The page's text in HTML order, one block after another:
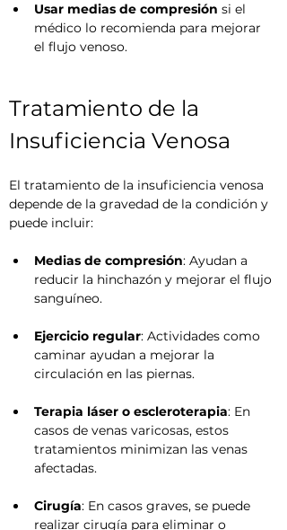
Usar medias de compresión si el
médico lo recomienda para mejorar
el flujo venoso.
Tratamiento de la
Insuficiencia Venosa
El tratamiento de la insuficiencia venosa
depende de la gravedad de la condición y
puede incluir:
Medias de compresión: Ayudan a
reducir la hinchazón y mejorar el flujo
sanguíneo.
Ejercicio regular: Actividades como
caminar ayudan a mejorar la
circulación en las piernas.
Terapia láser o escleroterapia: En
casos de venas varicosas, estos
tratamientos minimizan las venas
afectadas.
Cirugía: En casos graves, se puede
realizar cirugía para eliminar o